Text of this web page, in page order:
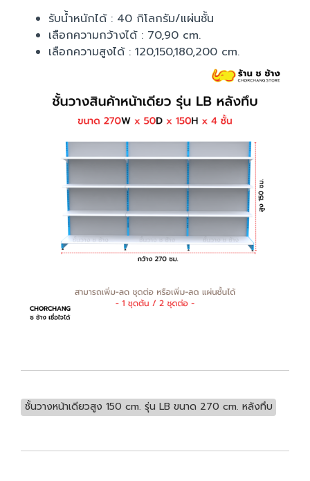
รับน้ำหนักได้ : 40 กิโลกรัม/แผ่นชั้น
เลือกความกว้างได้ : 70,90 cm.
เลือกความสูงได้ : 120,150,180,200 cm.
ชั้นวางหน้าเดียวสูง 150 cm. รุ่น LB ขนาด 270 cm. หลังทึบ